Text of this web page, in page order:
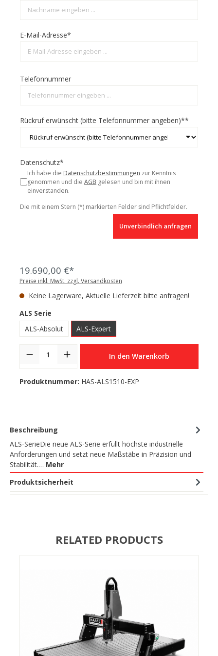
E-Mail-Adresse*
Telefonnummer
Rückruf erwünscht (bitte Telefonnummer angeben)**
Datenschutz*
Ich habe die Datenschutzbestimmungen zur Kenntnis
genommen und die AGB gelesen und bin mit ihnen
einverstanden.
Die mit einem Stern (*) markierten Felder sind Pflichtfelder.
Unverbindlich anfragen
19.690,00 €*
Preise inkl. MwSt. zzgl. Versandkosten
Keine Lagerware, Aktuelle Lieferzeit bitte anfragen!
ALS Serie
ALS-Absolut
ALS-Expert
In den Warenkorb
Produktnummer: HAS-ALS1510-EXP
Beschreibung
ALS-SerieDie neue ALS-Serie erfüllt höchste industrielle
Anforderungen und setzt neue Maßstäbe in Präzision und
Stabilität.… Mehr
Produktsicherheit
RELATED PRODUCTS